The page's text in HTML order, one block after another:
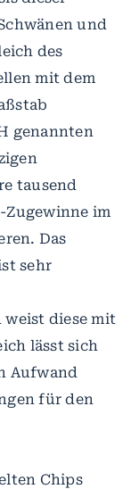
und
des
mit dem
genannten
tausend
Zugewinne im
Das
sehr
weist diese mit
lässt sich
Aufwand
für den
Chips